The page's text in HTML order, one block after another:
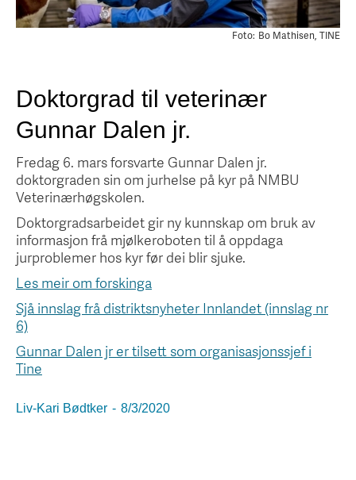
Bo Mathisen, TINE
Foto:
Doktorgrad til veterinær
Gunnar Dalen jr.
Fredag 6. mars forsvarte Gunnar Dalen jr.
doktorgraden sin om jurhelse på kyr på NMBU
Veterinærhøgskolen.
Doktorgradsarbeidet gir ny kunnskap om bruk av
informasjon frå mjølkeroboten til å oppdaga
jurproblemer hos kyr før dei blir sjuke.
Les meir om forskinga
Sjå innslag frå distriktsnyheter Innlandet (innslag nr
6)
Gunnar Dalen jr er tilsett som organisasjonssjef i
Tine
Liv-Kari Bødtker - 8/3/2020